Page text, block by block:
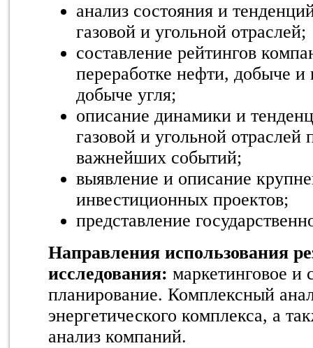
анализ состояния и
газовой и угольной отраслей;
составление рейтингов
переработке нефти, добыче и
добыче угля;
описание динамики и
газовой и угольной отраслей
важнейших событий;
выявление и описание
инвестиционных проектов;
представление
Направления использования
исследования: маркетинговое и
планирование. Комплексный
энергетического комплекса, а
анализ компаний.